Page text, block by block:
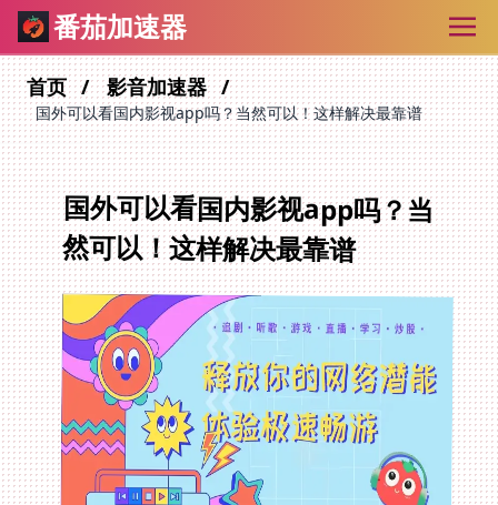
番茄加速器
首页 影音加速器
国外可以看国内影视app吗？当然可以！这样解决最靠谱
国外可以看国内影视app吗？当
然可以！这样解决最靠谱